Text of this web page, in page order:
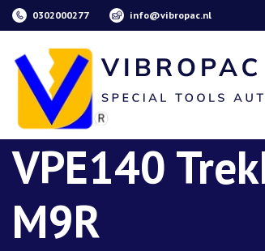
0302000277 info@vibropac.nl
VPE140
M9R